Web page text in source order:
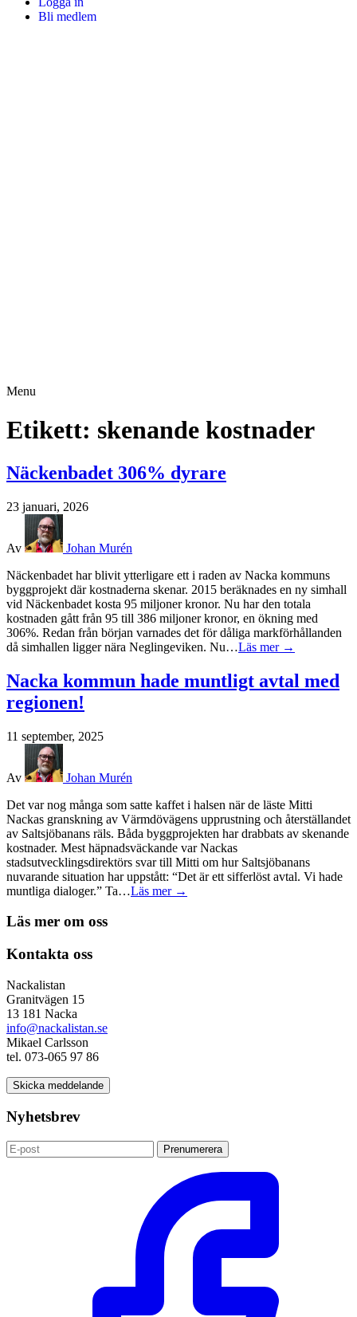
Bli medlem
Menu
Etikett: skenande kostnader
Näckenbadet 306% dyrare
23 januari, 2026
Av
Johan Murén
Näckenbadet har blivit ytterligare ett i raden av Nacka kommuns
byggprojekt där kostnaderna skenar. 2015 beräknades en ny simhall
vid Näckenbadet kosta 95 miljoner kronor. Nu har den totala
kostnaden gått från 95 till 386 miljoner kronor, en ökning med
306%. Redan från början varnades det för dåliga markförhållanden
då simhallen ligger nära Neglingeviken. Nu…Läs mer →
Nacka kommun hade muntligt avtal med
regionen!
11 september, 2025
Av
Johan Murén
Det var nog många som satte kaffet i halsen när de läste Mitti
Nackas granskning av Värmdövägens upprustning och återställandet
av Saltsjöbanans räls. Båda byggprojekten har drabbats av skenande
kostnader. Mest häpnadsväckande var Nackas
stadsutvecklingsdirektörs svar till Mitti om hur Saltsjöbanans
nuvarande situation har uppstått: “Det är ett sifferlöst avtal. Vi hade
muntliga dialoger.” Ta…Läs mer →
Läs mer om oss
Kontakta oss
Nackalistan
Granitvägen 15
13 181 Nacka
info@nackalistan.se
Mikael Carlsson
tel. 073-065 97 86
Skicka meddelande
Nyhetsbrev
Prenumerera